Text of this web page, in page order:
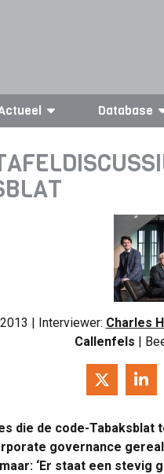
Database
| Interviewer: Charles
Callenfels |
die de code-
governance
‘Er staat een stevig